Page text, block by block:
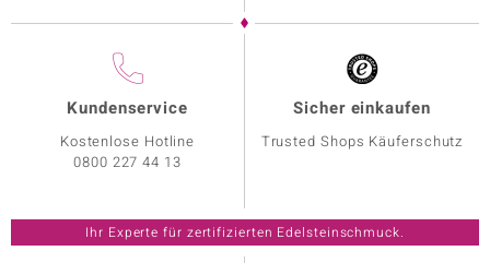
Kundenservice
Kostenlose Hotline
0800 227 44 13
Sicher einkaufen
Trusted Shops Käuferschutz
Ihr Experte für zertifizierten Edelsteinschmuck.